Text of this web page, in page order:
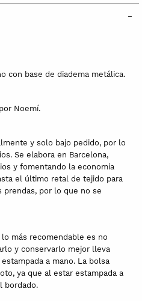
con base de diadema metálica.
Noemí.
y solo bajo pedido, por lo
Se elabora en Barcelona,
y fomentando la economía
el último retal de tejido para
por lo que no se
más recomendable es no
y conservarlo mejor lleva
a mano. La bolsa
ya que al estar estampada a
bordado.